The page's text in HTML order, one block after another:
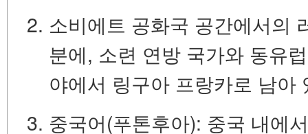
소비에트 공화국 공간에서의
분에, 소련 연방 국가와 동유
야에서 링구아 프랑카로 남아
중국어(푸톤후아): 중국 내에